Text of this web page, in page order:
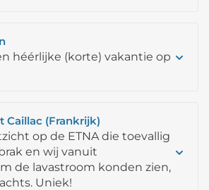
héérlijke (korte) vakantie op
Caillac (Frankrijk)
op de ETNA die toevallig
en wij vanuit
de lavastroom konden zien,
Uniek!